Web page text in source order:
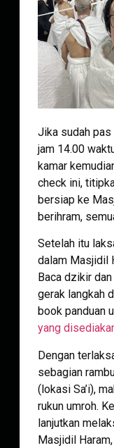
Jika sudah
jam 14.00
kamar
check ini,
bersiap ke
berihram,
Setelah itu
dalam Masjidil
Baca dzikir
gerak langkah
book panduan
yang
Dengan
sebagian
(lokasi Sa’i),
rukun umroh.
lanjutkan
Masjidil